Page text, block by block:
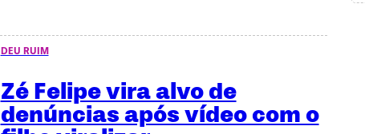
DEU RUIM
Zé Felipe vira alvo de
denúncias após vídeo com o